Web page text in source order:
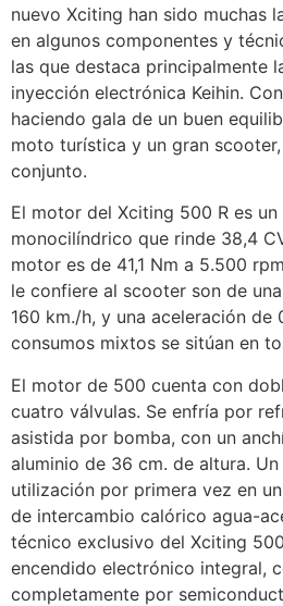
nuevo Xciting han sido muchas
en algunos componentes y
las que destaca principalmente
inyección electrónica Keihin.
haciendo gala de un buen
moto turística y un gran
conjunto.
El motor del Xciting 500 R es
monocilíndrico que rinde 38,4
motor es de 41,1 Nm a 5.500
le confiere al scooter son de
160 km./h, y una aceleración de
consumos mixtos se sitúan en
El motor de 500 cuenta con
cuatro válvulas. Se enfría por
asistida por bomba, con un
aluminio de 36 cm. de altura.
utilización por primera vez en
de intercambio calórico agua-
técnico exclusivo del Xciting
encendido electrónico integral,
completamente por